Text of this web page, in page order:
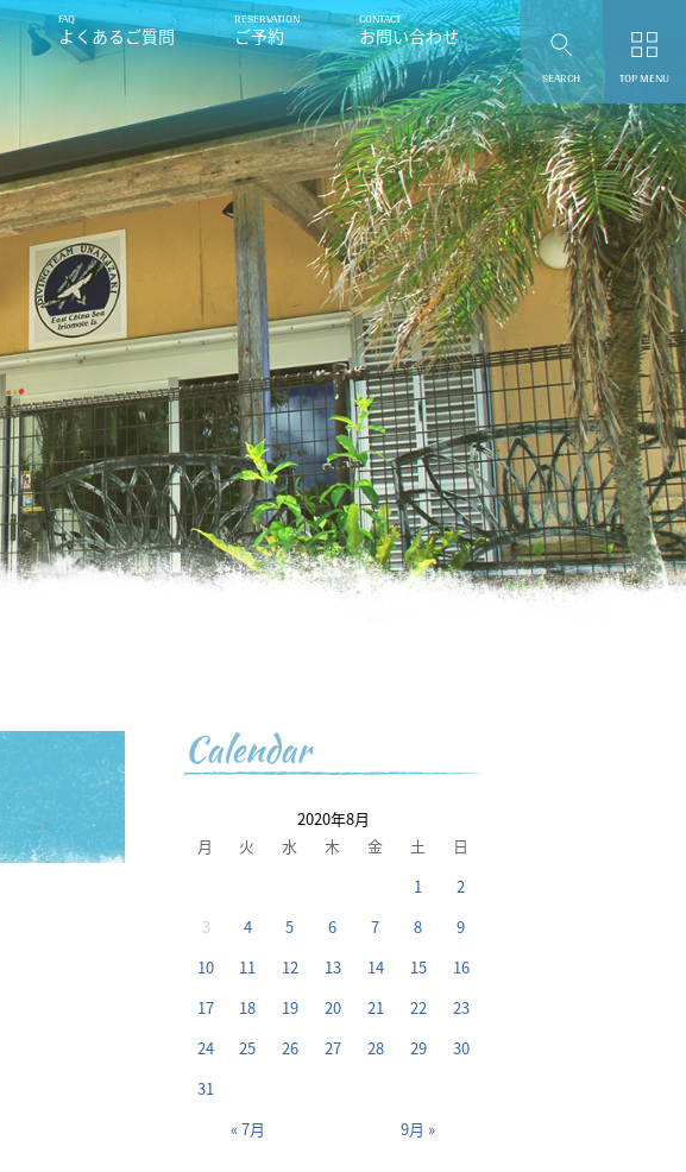
よくあるご質問 ご予約 お問い合わせ
SEARCH TOP MENU
Calendar
2020年8月
月
火 水 木 金 土 日
« 7月 9月 »
1
2
3
4 5 6 7 8
9
10
11 12 13 14 15
16
17
18 19 20 21 22
23
24
25 26 27 28 29
30
31